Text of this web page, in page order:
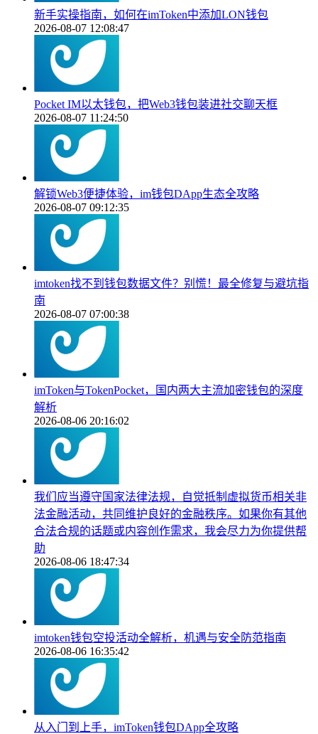
新手实操指南，如何在imToken中添加LON钱包
2026-08-07 12:08:47
Pocket IM以太钱包，把Web3钱包装进社交聊天框
2026-08-07 11:24:50
解锁Web3便捷体验，im钱包DApp生态全攻略
2026-08-07 09:12:35
imtoken找不到钱包数据文件？别慌！最全修复与避坑指
南
2026-08-07 07:00:38
imToken与TokenPocket，国内两大主流加密钱包的深度
解析
2026-08-06 20:16:02
我们应当遵守国家法律法规，自觉抵制虚拟货币相关非
法金融活动，共同维护良好的金融秩序。如果你有其他
合法合规的话题或内容创作需求，我会尽力为你提供帮
助
2026-08-06 18:47:34
imtoken钱包空投活动全解析，机遇与安全防范指南
2026-08-06 16:35:42
从入门到上手，imToken钱包DApp全攻略